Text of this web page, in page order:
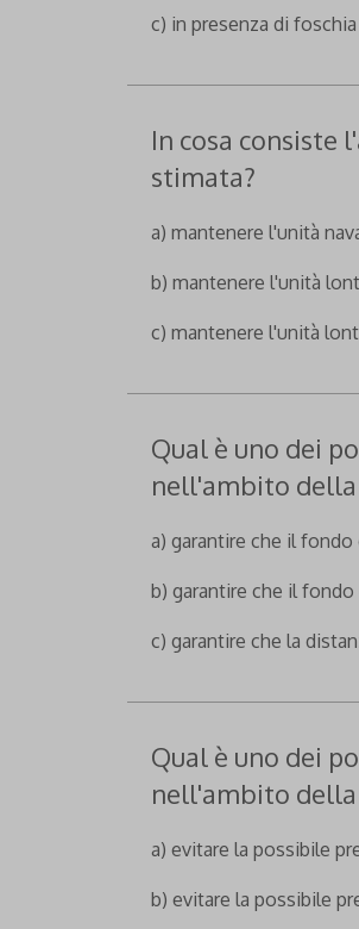
c) in presenza di
In cosa consiste
stimata?
a) mantenere l'unità
b) mantenere l'unità
c) mantenere l'unità
Qual è uno dei
nell'ambito della
a) garantire che il
b) garantire che il
c) garantire che la
Qual è uno dei
nell'ambito della
a) evitare la possibile
b) evitare la possibile